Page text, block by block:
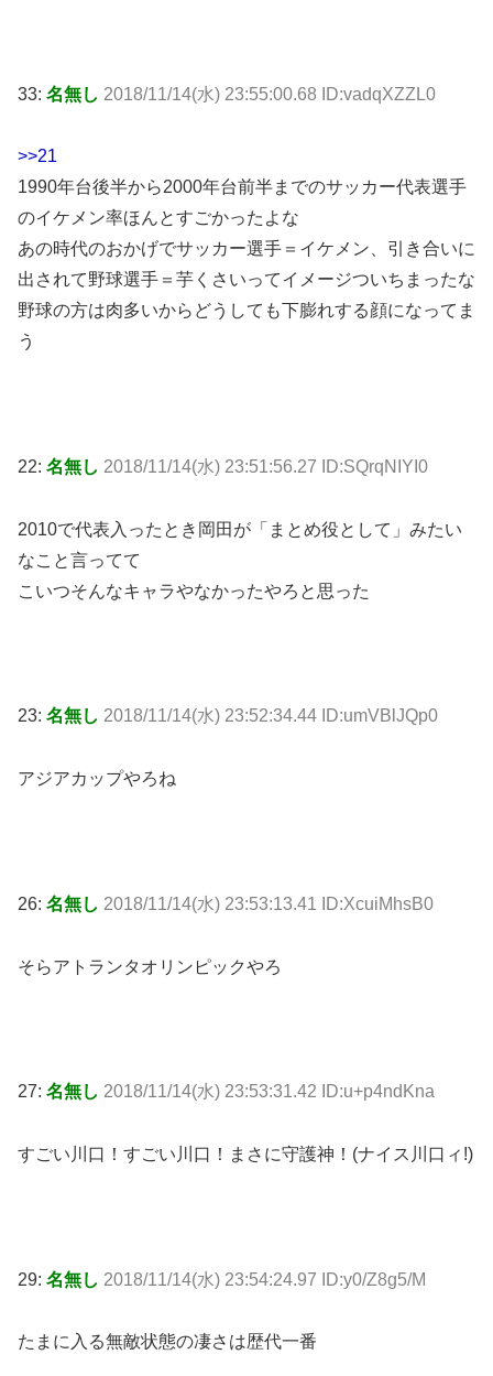
33: 名無し 2018/11/14(水) 23:55:00.68 ID:vadqXZZL0
>>21
1990年台後半から2000年台前半までのサッカー代表選手
のイケメン率ほんとすごかったよな
あの時代のおかげでサッカー選手＝イケメン、引き合いに
出されて野球選手＝芋くさいってイメージついちまったな
野球の方は肉多いからどうしても下膨れする顔になってま
う
22: 名無し 2018/11/14(水) 23:51:56.27 ID:SQrqNIYI0
2010で代表入ったとき岡田が「まとめ役として」みたい
なこと言ってて
こいつそんなキャラやなかったやろと思った
23: 名無し 2018/11/14(水) 23:52:34.44 ID:umVBlJQp0
アジアカップやろね
26: 名無し 2018/11/14(水) 23:53:13.41 ID:XcuiMhsB0
そらアトランタオリンピックやろ
27: 名無し 2018/11/14(水) 23:53:31.42 ID:u+p4ndKna
すごい川口！すごい川口！まさに守護神！(ナイス川口ィ!)
29: 名無し 2018/11/14(水) 23:54:24.97 ID:y0/Z8g5/M
たまに入る無敵状態の凄さは歴代一番